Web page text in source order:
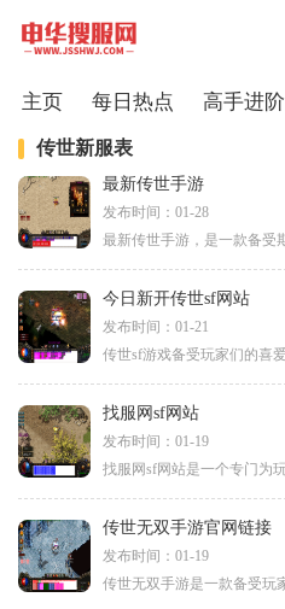
主页 每日热点 高手进阶
传世新服表
最新传世手游
发布时间：01-28
今日新开传世sf网站
发布时间：01-21
找服网sf网站
发布时间：01-19
传世无双手游官网链接
发布时间：01-19